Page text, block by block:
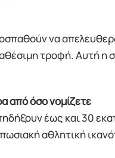
να
τροφή. Αυτή η
από όσο νομίζετε
έως και 30
αθλητική